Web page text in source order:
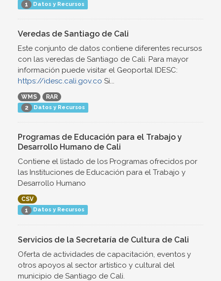
1 Datos y Recursos
Veredas de Santiago de Cali
Este conjunto de datos contiene diferentes recursos
con las veredas de Santiago de Cali. Para mayor
información puede visitar el Geoportal IDESC:
https://idesc.cali.gov.co Si...
WMS
RAR
2 Datos y Recursos
Programas de Educación para el Trabajo y
Desarrollo Humano de Cali
Contiene el listado de los Programas ofrecidos por
las Instituciones de Educación para el Trabajo y
Desarrollo Humano
CSV
1 Datos y Recursos
Servicios de la Secretaría de Cultura de Cali
Oferta de actividades de capacitación, eventos y
otros apoyos al sector artístico y cultural del
municipio de Santiago de Cali.